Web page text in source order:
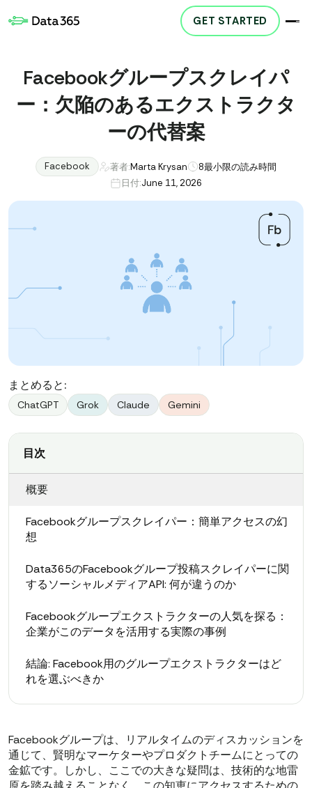
GET STARTED
Facebookグループスクレイパ
ー：欠陥のあるエクストラクタ
ーの代替案
Facebook 著者:Marta Krysan 8最小限の読み時間
日付:June 11, 2026
まとめると:
ChatGPT Grok Claude Gemini
目次
概要
Facebookグループスクレイパー：簡単アクセスの幻
想
Data365のFacebookグループ投稿スクレイパーに関
するソーシャルメディアAPI: 何が違うのか
Facebookグループエクストラクターの人気を探る：
企業がこのデータを活用する実際の事例
結論: Facebook用のグループエクストラクターはど
れを選ぶべきか
Facebookグループは、リアルタイムのディスカッションを
通じて、賢明なマーケターやプロダクトチームにとっての
金鉱です。しかし、ここでの大きな疑問は、技術的な地雷